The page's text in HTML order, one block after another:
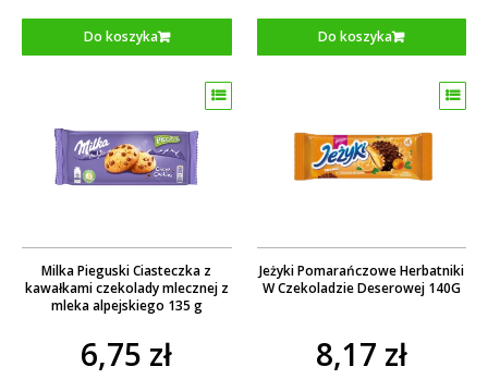
Do koszyka Do koszyka
Milka Pieguski Ciasteczka z
kawałkami czekolady mlecznej z
mleka alpejskiego 135 g
6,75 zł
Jeżyki Pomarańczowe Herbatniki
W Czekoladzie Deserowej 140G
8,17 zł